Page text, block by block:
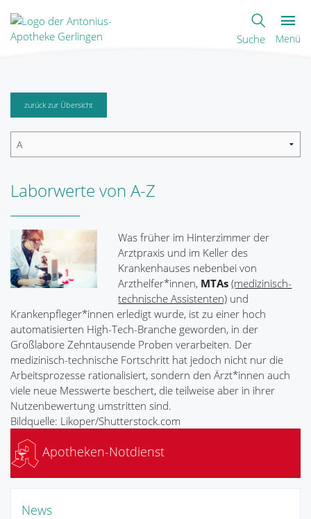
Suche Menü
zurück zur Übersicht
Laborwerte von A-Z
Was früher im Hinterzimmer der
Arztpraxis und im Keller des
Krankenhauses nebenbei von
Arzthelfer*innen, MTAs (medizinisch-
technische Assistenten) und
Krankenpfleger*innen erledigt wurde, ist zu einer hoch
automatisierten High-Tech-Branche geworden, in der
Großlabore Zehntausende Proben verarbeiten. Der
medizinisch-technische Fortschritt hat jedoch nicht nur die
Arbeitsprozesse rationalisiert, sondern den Ärzt*innen auch
viele neue Messwerte beschert, die teilweise aber in ihrer
Nutzenbewertung umstritten sind.
Bildquelle: Likoper/Shutterstock.com
Apotheken-Notdienst
News